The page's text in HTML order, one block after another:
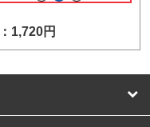
1,720円